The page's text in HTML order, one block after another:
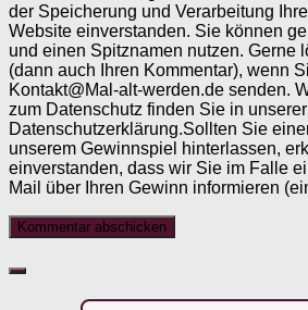
der Speicherung und Verarbeitung
Website einverstanden. Sie können
und einen Spitznamen nutzen. Gerne
(dann auch Ihren Kommentar), wenn
Kontakt@Mal-alt-werden.de senden.
zum Datenschutz finden Sie in unserer
Datenschutzerklärung.Sollten Sie
unserem Gewinnspiel hinterlassen,
einverstanden, dass wir Sie im Falle
Mail über Ihren Gewinn informieren